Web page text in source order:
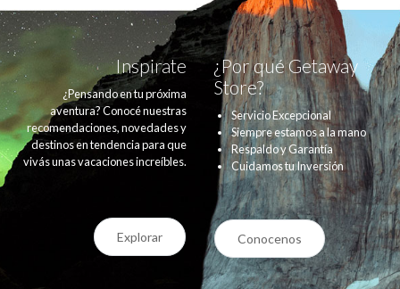
Inspirate
¿Pensando en tu próxima
aventura? Conocé nuestras
recomendaciones, novedades y
destinos en tendencia para que
vivás unas vacaciones increíbles.
¿Por qué Getaway
Store?
Servicio Excepcional
Siempre estamos a la mano
Respaldo y Garantía
Cuidamos tu Inversión
Explorar Conocenos